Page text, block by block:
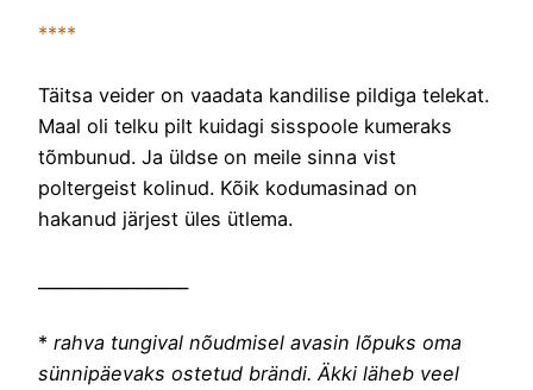
****
Täitsa veider on vaadata kandilise pildiga telekat.
Maal oli telku pilt kuidagi sisspoole kumeraks
tõmbunud. Ja üldse on meile sinna vist
poltergeist kolinud. Kõik kodumasinad on
hakanud järjest üles ütlema.
* rahva tungival nõudmisel avasin lõpuks oma
sünnipäevaks ostetud brändi. Äkki läheb veel